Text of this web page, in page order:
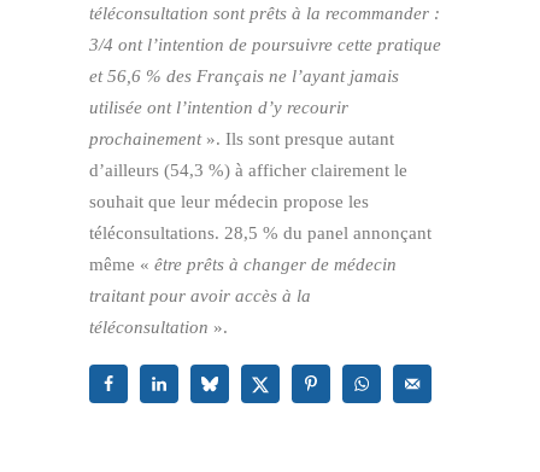
téléconsultation sont prêts à la recommander :
3/4 ont l’intention de poursuivre cette pratique
et 56,6 % des Français ne l’ayant jamais
utilisée ont l’intention d’y recourir
prochainement ». Ils sont presque autant
d’ailleurs (54,3 %) à afficher clairement le
souhait que leur médecin propose les
téléconsultations. 28,5 % du panel annonçant
même « être prêts à changer de médecin
traitant pour avoir accès à la
téléconsultation ».